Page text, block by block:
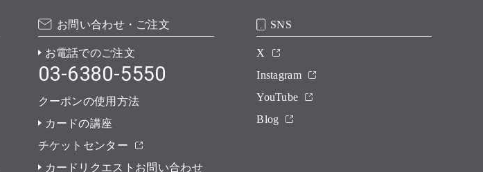
お問い合わせ・ご注文
お電話でのご注文
03-6380-5550
クーポンの使用方法
カードの講座
チケットセンター
カードリクエストお問い合わせ
SNS
X
Instagram
YouTube
Blog